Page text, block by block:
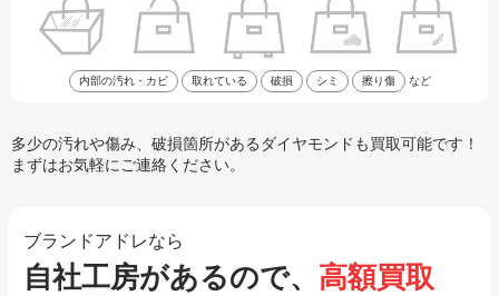
内部の汚れ・カビ 取れている 破損 シミ 擦り傷 など
多少の汚れや傷み、破損箇所があるダイヤモンドも買取可能です！
まずはお気軽にご連絡ください。
ブランドアドレなら
自社工房があるので、 高額買取